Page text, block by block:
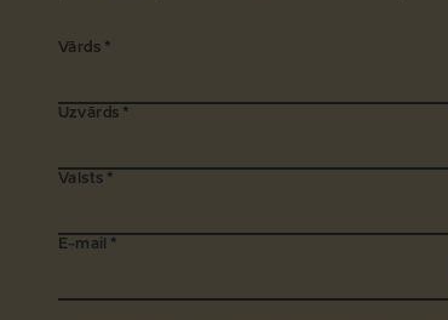
Vārds *
Uzvārds *
Valsts *
E-mail *